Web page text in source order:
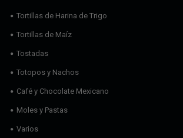
Tortillas de Harina de Trigo
Tortillas de Maíz
Tostadas
Totopos y Nachos
Café y Chocolate Mexicano
Moles y Pastas
Varios